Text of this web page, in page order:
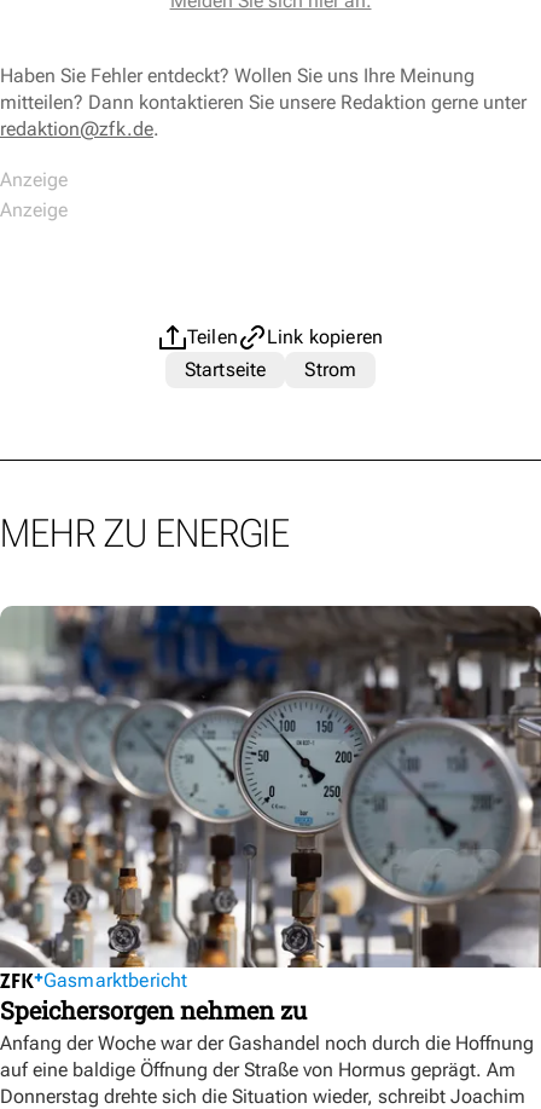
Haben Sie Fehler entdeckt? Wollen Sie uns Ihre Meinung
mitteilen? Dann kontaktieren Sie unsere Redaktion gerne unter
redaktion@zfk.de.
Teilen
Link kopieren
Startseite
Strom
MEHR ZU ENERGIE
Gasmarktbericht
Speichersorgen nehmen zu
Anfang der Woche war der Gashandel noch durch die Hoffnung
auf eine baldige Öffnung der Straße von Hormus geprägt. Am
Donnerstag drehte sich die Situation wieder, schreibt Joachim